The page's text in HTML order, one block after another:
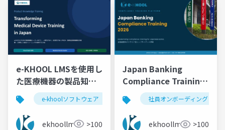
e-KHOOL LMSを使用し
た医療機器の製品知識
トレーニングe-khoolソフトウェア eラーニングシステム lms
ekhoollms >100
Japan Banking
Compliance Training
2026 | FSA AML/CFT &
Audit Ready LMS | e-
KHOOL
社員オンボーディング
ekhoollms >100